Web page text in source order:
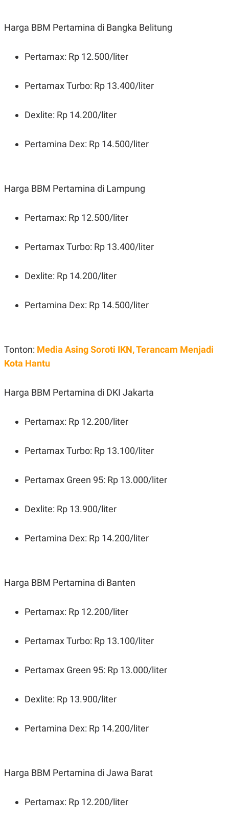
Harga BBM Pertamina di Bangka Belitung
Pertamax: Rp 12.500/liter
Pertamax Turbo: Rp 13.400/liter
Dexlite: Rp 14.200/liter
Pertamina Dex: Rp 14.500/liter
Harga BBM Pertamina di Lampung
Pertamax: Rp 12.500/liter
Pertamax Turbo: Rp 13.400/liter
Dexlite: Rp 14.200/liter
Pertamina Dex: Rp 14.500/liter
Tonton: Media Asing Soroti IKN, Terancam Menjadi
Kota Hantu
Harga BBM Pertamina di DKI Jakarta
Pertamax: Rp 12.200/liter
Pertamax Turbo: Rp 13.100/liter
Pertamax Green 95: Rp 13.000/liter
Dexlite: Rp 13.900/liter
Pertamina Dex: Rp 14.200/liter
Harga BBM Pertamina di Banten
Pertamax: Rp 12.200/liter
Pertamax Turbo: Rp 13.100/liter
Pertamax Green 95: Rp 13.000/liter
Dexlite: Rp 13.900/liter
Pertamina Dex: Rp 14.200/liter
Harga BBM Pertamina di Jawa Barat
Pertamax: Rp 12.200/liter